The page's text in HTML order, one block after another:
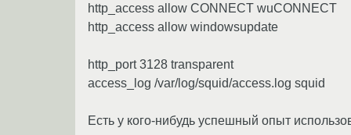
http_access allow CONNECT wuCONNECT
http_access allow windowsupdate
http_port 3128 transparent
access_log /var/log/squid/access.log squid
Есть у кого-нибудь успешный опыт